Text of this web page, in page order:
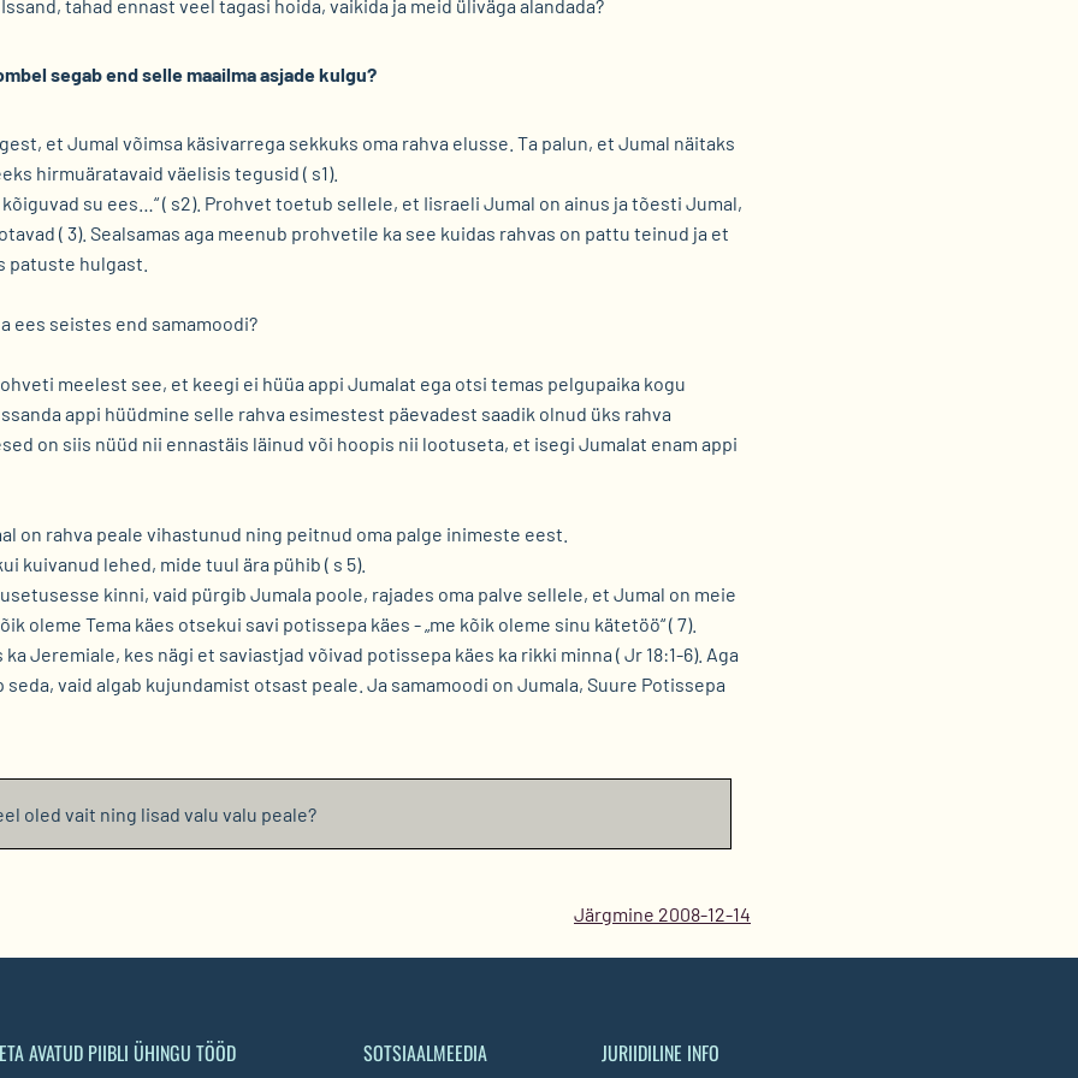
tahad ennast veel tagasi hoida, vaikida ja meid üliväga alandada?
segab end selle maailma asjade kulgu?
et Jumal võimsa käsivarrega sekkuks oma rahva elusse. Ta palun, et Jumal näitaks
hirmuäratavaid väelisis tegusid ( s1).
su ees…“ ( s2). Prohvet toetub sellele, et Iisraeli Jumal on ainus ja tõesti Jumal,
( 3). Sealsamas aga meenub prohvetile ka see kuidas rahvas on pattu teinud ja et
patuste hulgast.
ees seistes end samamoodi?
meelest see, et keegi ei hüüa appi Jumalat ega otsi temas pelgupaika kogu
appi hüüdmine selle rahva esimestest päevadest saadik olnud üks rahva
on siis nüüd nii ennastäis läinud või hoopis nii lootuseta, et isegi Jumalat enam appi
on rahva peale vihastunud ning peitnud oma palge inimeste eest.
kuivanud lehed, mide tuul ära pühib ( s 5).
kinni, vaid pürgib Jumala poole, rajades oma palve sellele, et Jumal on meie
oleme Tema käes otsekui savi potissepa käes - „me kõik oleme sinu kätetöö“ ( 7).
Jeremiale, kes nägi et saviastjad võivad potissepa käes ka rikki minna ( Jr 18:1-6). Aga
vaid algab kujundamist otsast peale. Ja samamoodi on Jumala, Suure Potissepa
oled vait ning lisad valu valu peale?
Järgmine 2008-12-14
AVATUD PIIBLI ÜHINGU TÖÖD SOTSIAALMEEDIA JURIIDILINE INFO